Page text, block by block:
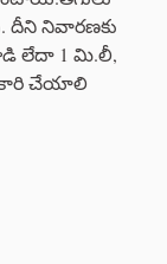
దీని నివారణకు
లేదా 1 మి.లీ,
చేయాలి